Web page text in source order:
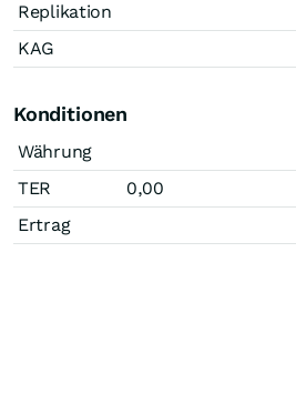
Replikation
KAG
Konditionen
Währung
TER
0,00
Ertrag